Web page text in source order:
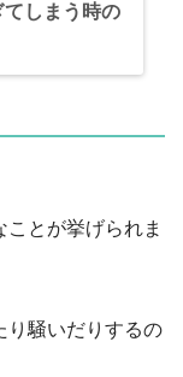
しまう時の
とが挙げられま
り騒いだりするの